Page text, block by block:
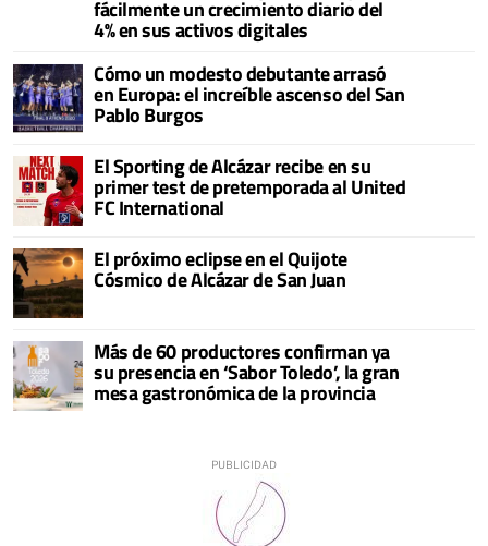
fácilmente un crecimiento diario del
4% en sus activos digitales
Cómo un modesto debutante arrasó
en Europa: el increíble ascenso del San
Pablo Burgos
El Sporting de Alcázar recibe en su
primer test de pretemporada al United
FC International
El próximo eclipse en el Quijote
Cósmico de Alcázar de San Juan
Más de 60 productores confirman ya
su presencia en ‘Sabor Toledo’, la gran
mesa gastronómica de la provincia